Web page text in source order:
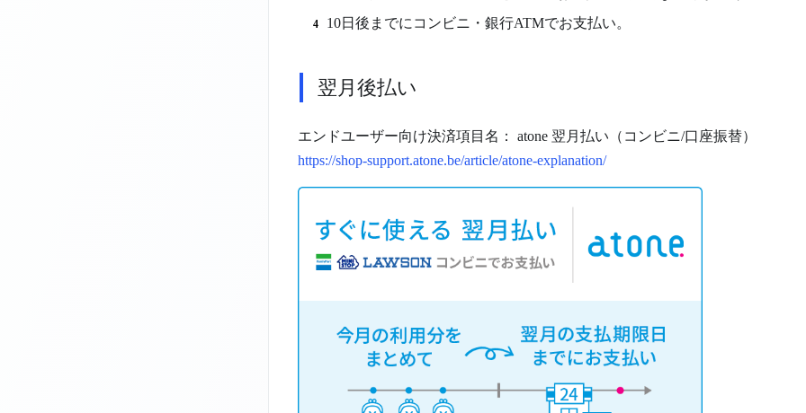
10日後までにコンビニ・銀行ATMでお支払い。
翌月後払い
エンドユーザー向け決済項目名： atone 翌月払い（コンビニ/口座振替）
https://shop-support.atone.be/article/atone-explanation/